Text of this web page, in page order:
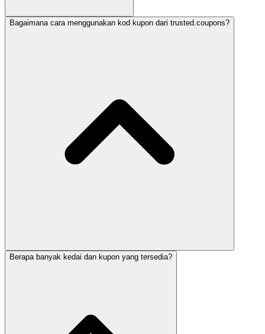
Bagaimana cara menggunakan kod kupon dari trusted.coupons?
Berapa banyak kedai dan kupon yang tersedia?